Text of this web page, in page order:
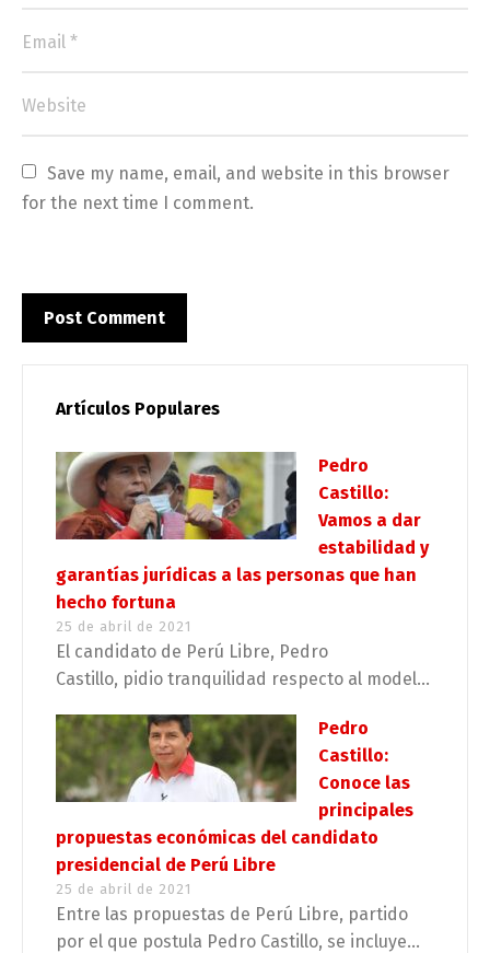
Save my name, email, and website in this browser
for the next time I comment.
Artículos Populares
Pedro
Castillo:
Vamos a dar
estabilidad y
garantías jurídicas a las personas que han
hecho fortuna
25 de abril de 2021
El candidato de Perú Libre, Pedro
Castillo, pidio tranquilidad respecto al model...
Pedro
Castillo:
Conoce las
principales
propuestas económicas del candidato
presidencial de Perú Libre
25 de abril de 2021
Entre las propuestas de Perú Libre, partido
por el que postula Pedro Castillo, se incluye...